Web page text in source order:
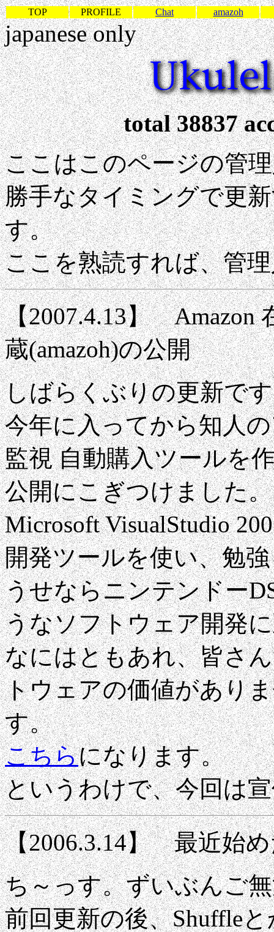
TOP PROFILE Chat amazoh
japanese only
total 38837
ここはこのページの管
勝手なタイミングで更
す。
ここを熟読すれば、管
【2007.4.13】 Amazon
蔵(amazoh)の公開
しばらくぶりの更新で
今年に入ってから知人
監視 自動購入ツールを
公開にこぎつけました。
Microsoft VisualStudio
開発ツールを使い、勉
うせならニンテンドー
うなソフトウェア開発
なにはともあれ、皆さ
トウェアの価値があり
す。
こちらになります。
というわけで、今回は
【2006.3.14】 最近始
ち～っす。ずいぶんご
前回更新の後、Shuffle